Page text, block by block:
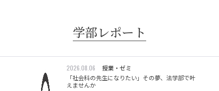
学部レポート
2026.08.06
授業・ゼミ
「社会科の先生になりたい」その夢、法学部で叶
えませんか